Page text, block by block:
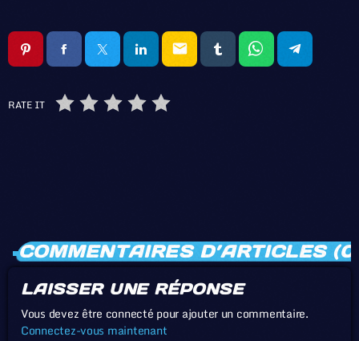
email
RATE IT
COMMENTAIRES D’ARTICLES
LAISSER UNE RÉPONSE
Vous devez être connecté pour ajouter un commentaire.
Connectez-vous maintenant